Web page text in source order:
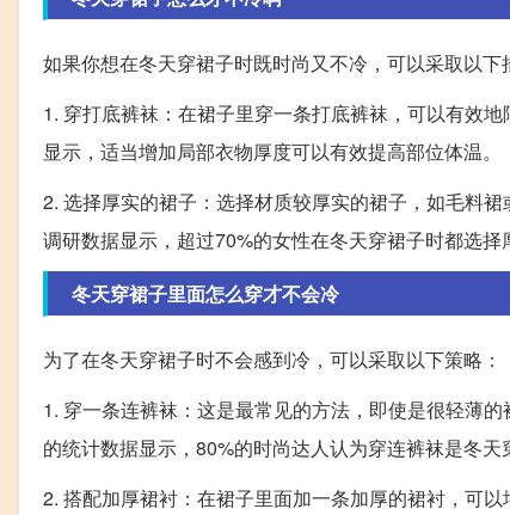
如果你想在冬天穿裙子时既时尚又不冷，可以采取以下
1. 穿打底裤袜：在裙子里穿一条打底裤袜，可以有效
显示，适当增加局部衣物厚度可以有效提高部位体温。
2. 选择厚实的裙子：选择材质较厚实的裙子，如毛料
调研数据显示，超过70%的女性在冬天穿裙子时都选择
冬天穿裙子里面怎么穿才不会冷
为了在冬天穿裙子时不会感到冷，可以采取以下策略：
1. 穿一条连裤袜：这是最常见的方法，即使是很轻薄
的统计数据显示，80%的时尚达人认为穿连裤袜是冬天
2. 搭配加厚裙衬：在裙子里面加一条加厚的裙衬，可